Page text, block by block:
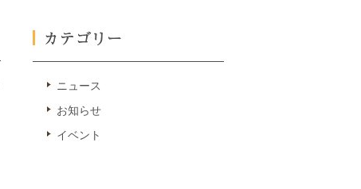
ニュース
お知らせ
イベント